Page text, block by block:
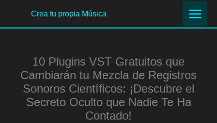
contenido
Crea tu propia Música
10 Plugins VST Gratuitos que
Cambiarán tu Mezcla de Registros
Sonoros Científicos: ¡Descubre el
Secreto Oculto que Nadie Te Ha
Contado!